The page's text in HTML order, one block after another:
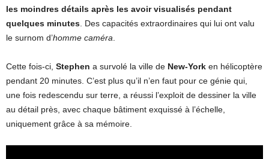
les moindres détails après les avoir visualisés pendant
quelques minutes . Des capacités extraordinaires qui lui ont valu
le surnom d’homme caméra
Cette fois-ci, Stephen a survolé la ville de New-York en hélicoptère
pendant 20 minutes. C’est plus qu’il n’en faut pour ce génie qui,
une fois redescendu sur terre, a réussi l’exploit de dessiner la ville
au détail près, avec chaque bâtiment exquissé à l’échelle,
uniquement grâce à sa mémoire.